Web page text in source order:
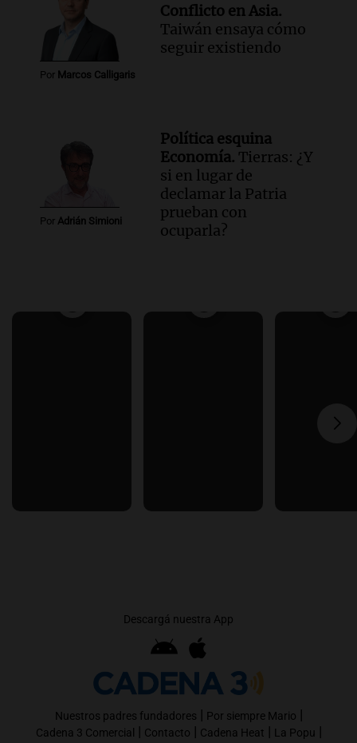
Por Marcos Calligaris
Conflicto en Asia.
Taiwán ensaya cómo
seguir existiendo
Por Adrián Simioni
Política esquina
Economía. Tierras: ¿Y
si en lugar de
declamar la Patria
prueban con
ocuparla?
Descargá nuestra App
Nuestros padres fundadores | Por siempre Mario |
Cadena 3 Comercial | Contacto | Cadena Heat | La Popu |